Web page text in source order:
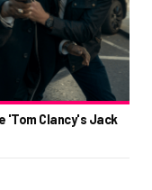
'Tom Clancy's Jack